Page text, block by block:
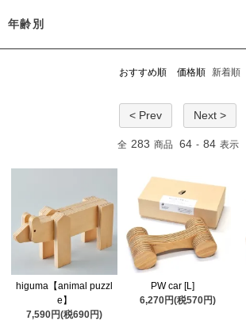
年齢別
おすすめ順 価格順 新着順
< Prev Next >
全 283 商品 64 - 84 表示
higuma【animal puzzl
e】
7,590円(税690円)
PW car [L]
6,270円(税570円)